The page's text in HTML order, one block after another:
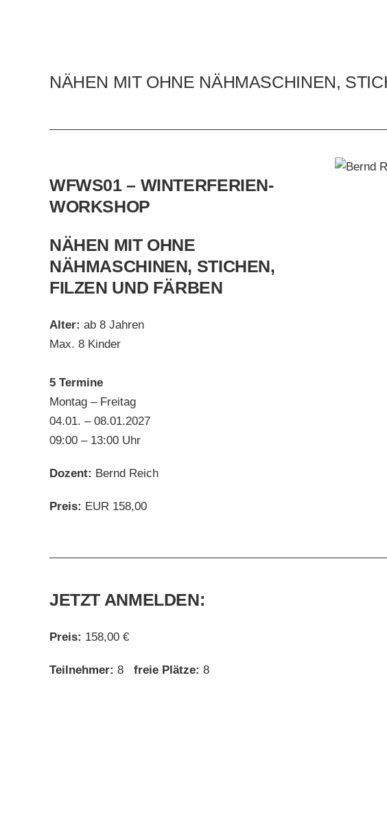
NÄHEN MIT OHNE NÄHMASCHINEN,
WFWS01 – WINTERFERIEN-
WORKSHOP
NÄHEN MIT OHNE
NÄHMASCHINEN, STICHEN,
FILZEN UND FÄRBEN
Alter: ab 8 Jahren
Max. 8 Kinder
5 Termine
Montag – Freitag
04.01. – 08.01.2027
09:00 – 13:00 Uhr
Dozent: Bernd Reich
Preis: EUR 158,00
Bernd Reich Dozenten
JETZT ANMELDEN:
Preis: 158,00 €
Teilnehmer: 8 freie Plätze: 8